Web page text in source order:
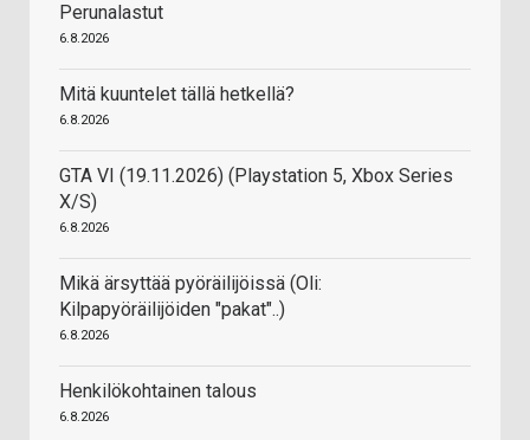
Perunalastut
6.8.2026
Mitä kuuntelet tällä hetkellä?
6.8.2026
GTA VI (19.11.2026) (Playstation 5, Xbox Series
X/S)
6.8.2026
Mikä ärsyttää pyöräilijöissä (Oli:
Kilpapyöräilijöiden "pakat"..)
6.8.2026
Henkilökohtainen talous
6.8.2026